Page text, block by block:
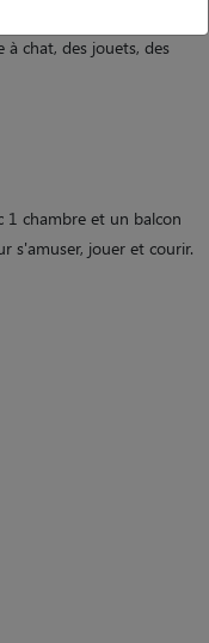
à chat, des jouets, des
1 chambre et un balcon
s'amuser, jouer et courir.